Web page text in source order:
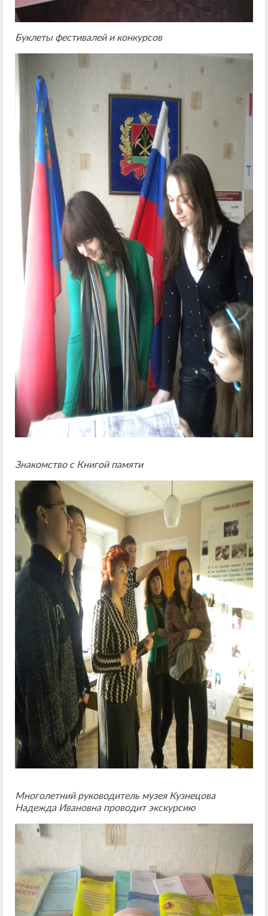
Буклеты фестивалей и конкурсов
Знакомство с Книгой памяти
Многолетний руководитель музея Кузнецова
Надежда Ивановна проводит экскурсию